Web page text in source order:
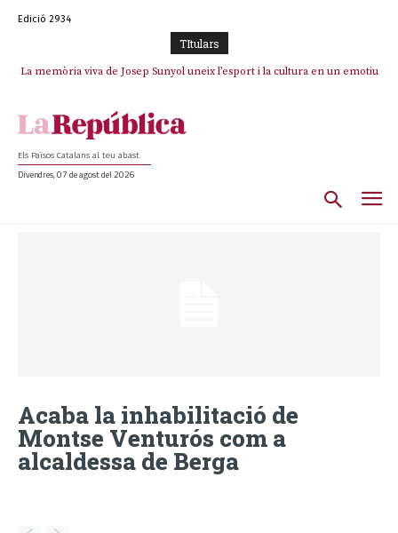
Edició 2934
TItulars
La memòria viva de Josep Sunyol uneix l’esport i la cultura en un emotiu
Els Països Catalans al teu abast
Divendres, 07 de agost del 2026
Acaba la inhabilitació de
Montse Venturós com a
alcaldessa de Berga